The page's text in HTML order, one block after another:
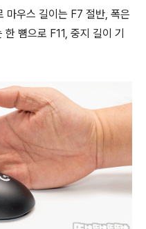
마우스 길이는 F7 절반, 폭은
뼘으로 F11, 중지 길이 기